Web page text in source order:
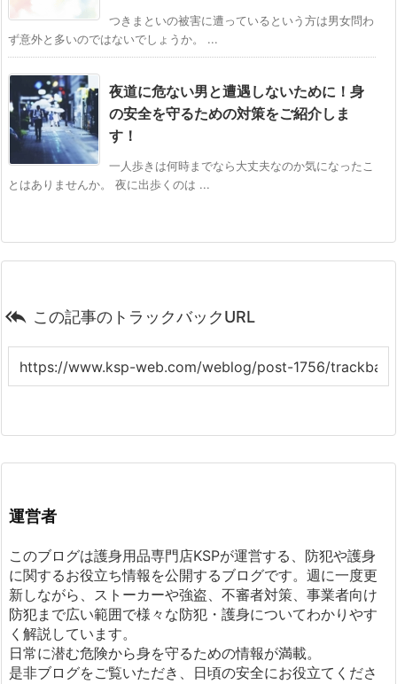
つきまといの被害に遭っているという方は男女問わ
ず意外と多いのではないでしょうか。 ...
夜道に危ない男と遭遇しないために！身
の安全を守るための対策をご紹介しま
す！
一人歩きは何時までなら大丈夫なのか気になったこ
とはありませんか。 夜に出歩くのは ...
 この記事のトラックバックURL
運営者
このブログは護身用品専門店KSPが運営する、防犯や護身
に関するお役立ち情報を公開するブログです。週に一度更
新しながら、ストーカーや強盗、不審者対策、事業者向け
防犯まで広い範囲で様々な防犯・護身についてわかりやす
く解説しています。
日常に潜む危険から身を守るための情報が満載。
是非ブログをご覧いただき、日頃の安全にお役立てくださ